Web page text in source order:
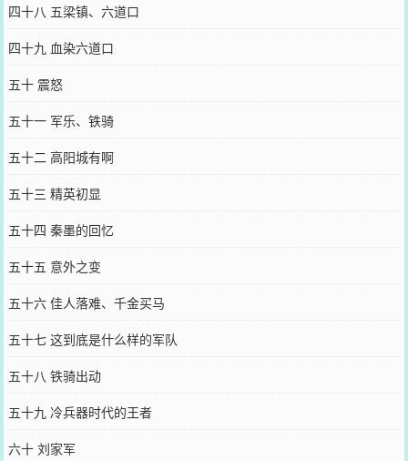
四十八 五梁镇、六道口
四十九 血染六道口
五十 震怒
五十一 军乐、铁骑
五十二 高阳城有啊
五十三 精英初显
五十四 秦墨的回忆
五十五 意外之变
五十六 佳人落难、千金买马
五十七 这到底是什么样的军队
五十八 铁骑出动
五十九 冷兵器时代的王者
六十 刘家军